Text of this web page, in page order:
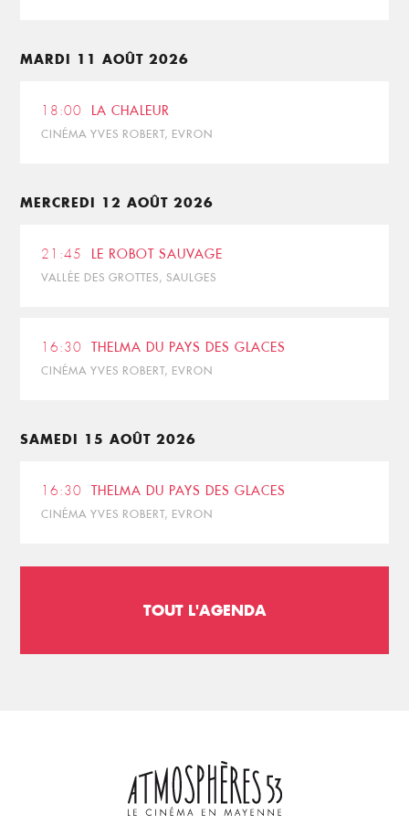
MARDI 11 AOÛT 2026
18:00 LA CHALEUR
CINÉMA YVES ROBERT, EVRON
MERCREDI 12 AOÛT 2026
21:45 LE ROBOT SAUVAGE
VALLÉE DES GROTTES, SAULGES
16:30 THELMA DU PAYS DES GLACES
CINÉMA YVES ROBERT, EVRON
SAMEDI 15 AOÛT 2026
16:30 THELMA DU PAYS DES GLACES
CINÉMA YVES ROBERT, EVRON
TOUT L'AGENDA